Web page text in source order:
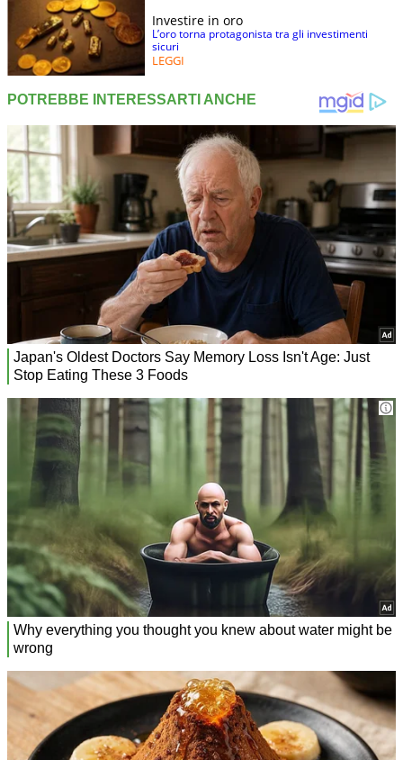
Investire in oro
L’oro torna protagonista tra gli investimenti
sicuri
LEGGI